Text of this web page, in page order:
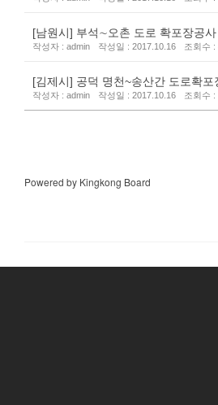
[남원시] 부석∼오촌 도로 확포장공사
역
작성자 : admin 작성일 : 2017.10.16 조회수 :
[김제시] 공덕 명천~송산간 도로확포
검토 용역
작성자 : admin 작성일 : 2017.10.16 조회수 :
Powered by Kingkong Board